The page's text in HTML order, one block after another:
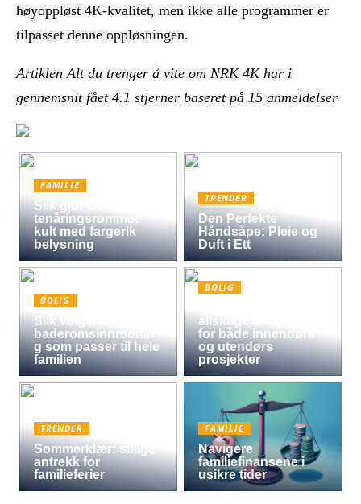
høyoppløst 4K-kvalitet, men ikke alle programmer er
tilpasset denne oppløsningen.
Artiklen Alt du trenger å vite om NRK 4K har i
gennemsnit fået 4.1 stjerner baseret på 15 anmeldelser
FAMILIE
Slik gjør du
tenåringsrommet
kult med fargerik
belysning
TRENDER
Den Perfekte
Håndsåpe: Pleie og
Duft i Ett
BOLIG
Slik velger du
baderomsinnrednin
g som passer til hele
familien
BOLIG
allsidige løsningen
for både innendørs
og utendørs
prosjekter
TRENDER
Sommerklær: stilige
antrekk for
familieferier
FAMILIE
Navigere
familiefinansene i
usikre tider